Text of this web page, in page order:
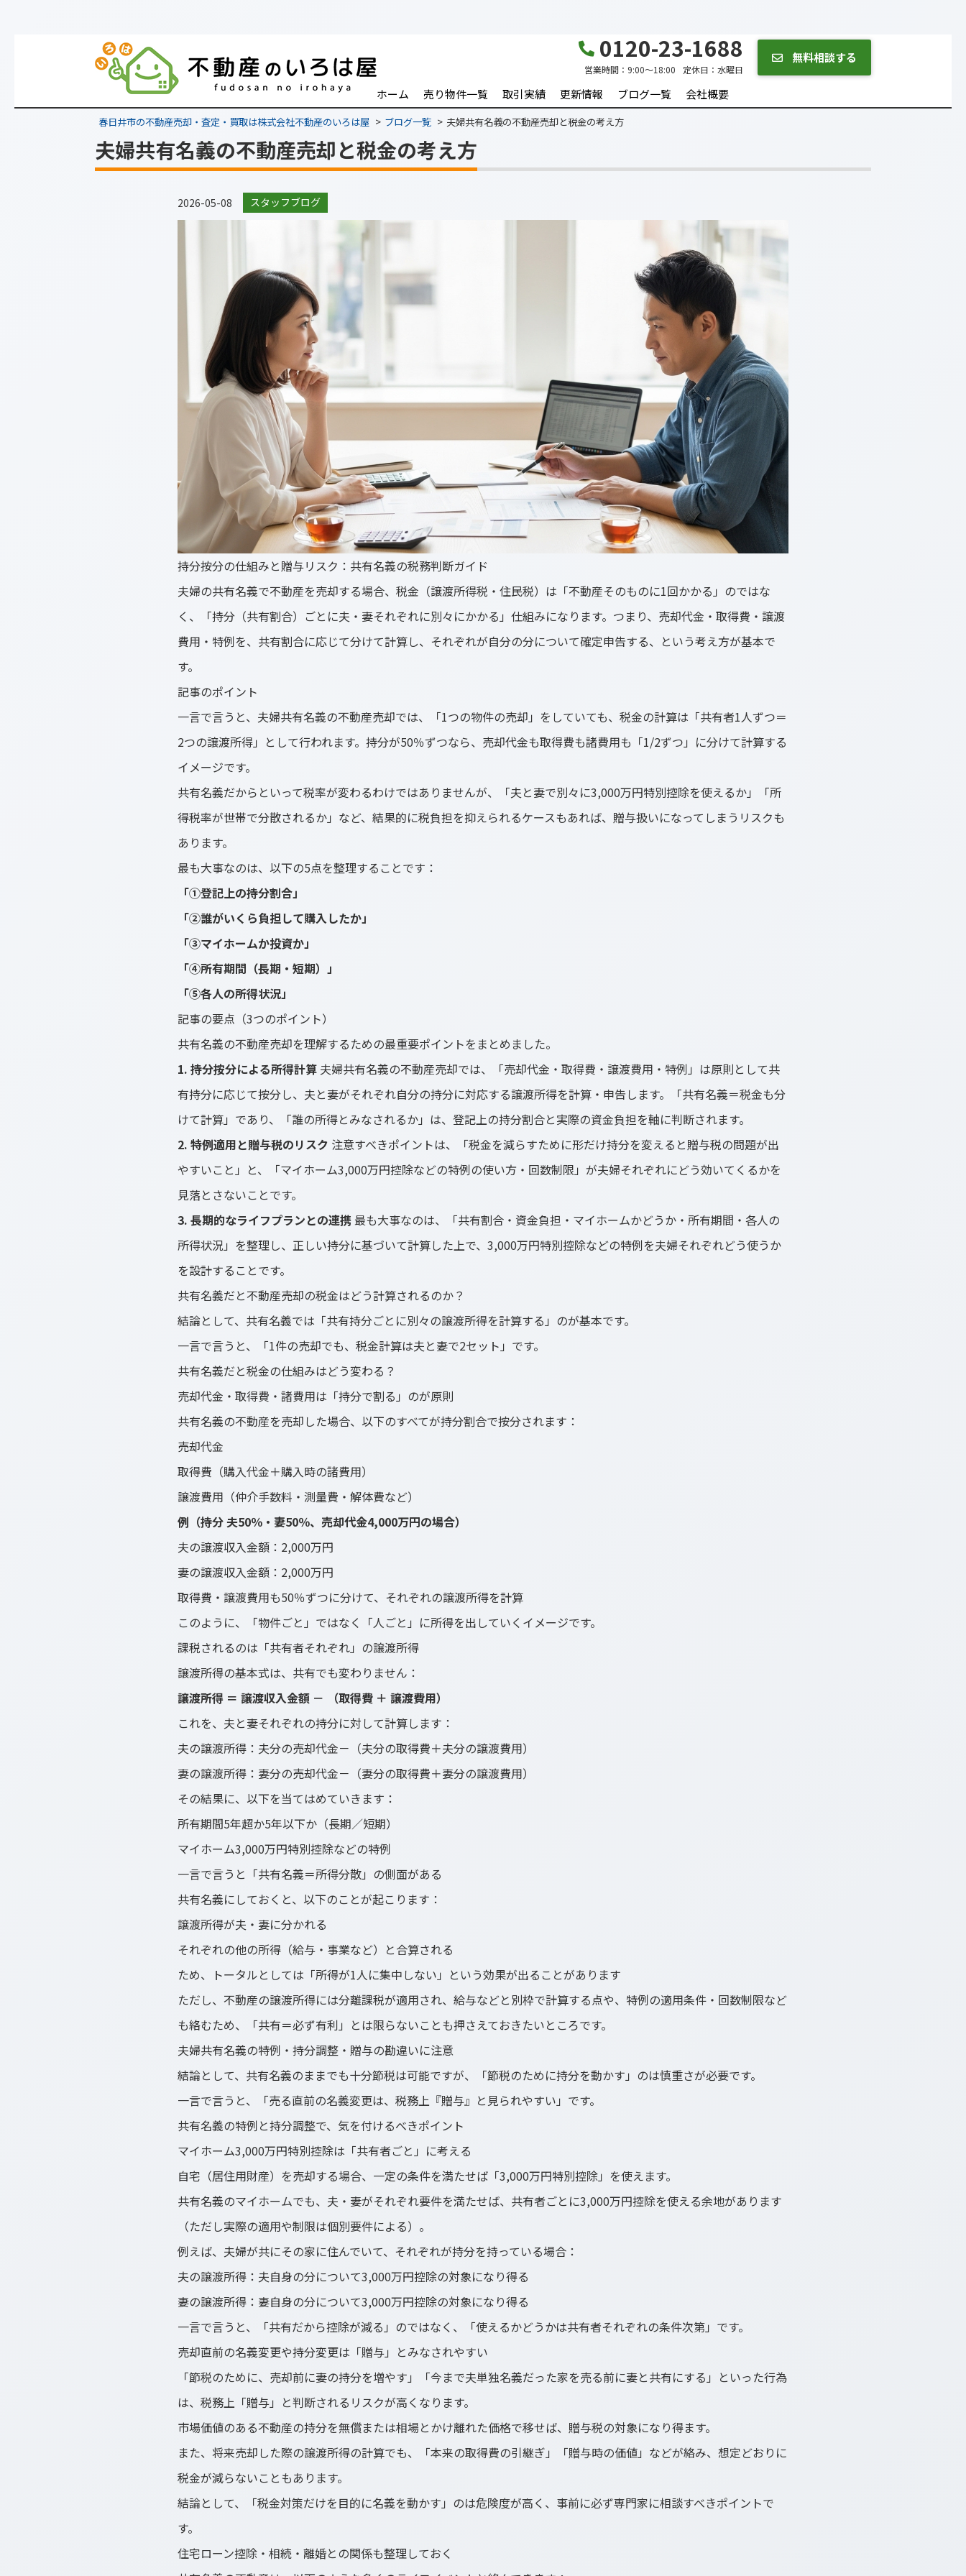
0120-23-1688
営業時間： 9:00～18:00 定休日： 水曜日
無料相談する
ホーム 売り物件一覧 取引実績 更新情報 ブログ一覧 会社概要
春日井市の不動産売却・査定・買取は株式会社不動産のいろは屋 ブログ一覧 夫婦共有名義の不動産売却と税金の考え方
夫婦共有名義の不動産売却と税金の考え方
2026-05-08 スタッフブログ
持分按分の仕組みと贈与リスク：共有名義の税務判断ガイド
夫婦の共有名義で不動産を売却する場合、税金（譲渡所得税・住民税）は「不動産そのものに1回かかる」のではな
く、「持分（共有割合）ごとに夫・妻それぞれに別々にかかる」仕組みになります。つまり、売却代金・取得費・譲渡
費用・特例を、共有割合に応じて分けて計算し、それぞれが自分の分について確定申告する、という考え方が基本で
す。
記事のポイント
一言で言うと、夫婦共有名義の不動産売却では、「1つの物件の売却」をしていても、税金の計算は「共有者1人ずつ＝
2つの譲渡所得」として行われます。持分が50％ずつなら、売却代金も取得費も諸費用も「1/2ずつ」に分けて計算する
イメージです。
共有名義だからといって税率が変わるわけではありませんが、「夫と妻で別々に3,000万円特別控除を使えるか」「所
得税率が世帯で分散されるか」など、結果的に税負担を抑えられるケースもあれば、贈与扱いになってしまうリスクも
あります。
最も大事なのは、以下の5点を整理することです：
「①登記上の持分割合」
「②誰がいくら負担して購入したか」
「③マイホームか投資か」
「④所有期間（長期・短期）」
「⑤各人の所得状況」
記事の要点（3つのポイント）
共有名義の不動産売却を理解するための最重要ポイントをまとめました。
1. 持分按分による所得計算 夫婦共有名義の不動産売却では、「売却代金・取得費・譲渡費用・特例」は原則として共
有持分に応じて按分し、夫と妻がそれぞれ自分の持分に対応する譲渡所得を計算・申告します。「共有名義＝税金も分
けて計算」であり、「誰の所得とみなされるか」は、登記上の持分割合と実際の資金負担を軸に判断されます。
2. 特例適用と贈与税のリスク 注意すべきポイントは、「税金を減らすために形だけ持分を変えると贈与税の問題が出
やすいこと」と、「マイホーム3,000万円控除などの特例の使い方・回数制限」が夫婦それぞれにどう効いてくるかを
見落とさないことです。
3. 長期的なライフプランとの連携 最も大事なのは、「共有割合・資金負担・マイホームかどうか・所有期間・各人の
所得状況」を整理し、正しい持分に基づいて計算した上で、3,000万円特別控除などの特例を夫婦それぞれどう使うか
を設計することです。
共有名義だと不動産売却の税金はどう計算されるのか？
結論として、共有名義では「共有持分ごとに別々の譲渡所得を計算する」のが基本です。
一言で言うと、「1件の売却でも、税金計算は夫と妻で2セット」です。
共有名義だと税金の仕組みはどう変わる？
売却代金・取得費・諸費用は「持分で割る」のが原則
共有名義の不動産を売却した場合、以下のすべてが持分割合で按分されます：
売却代金
取得費（購入代金＋購入時の諸費用）
譲渡費用（仲介手数料・測量費・解体費など）
例（持分 夫50％・妻50％、売却代金4,000万円の場合）
夫の譲渡収入金額：2,000万円
妻の譲渡収入金額：2,000万円
取得費・譲渡費用も50％ずつに分けて、それぞれの譲渡所得を計算
このように、「物件ごと」ではなく「人ごと」に所得を出していくイメージです。
課税されるのは「共有者それぞれ」の譲渡所得
譲渡所得の基本式は、共有でも変わりません：
譲渡所得 ＝ 譲渡収入金額 － （取得費 ＋ 譲渡費用）
これを、夫と妻それぞれの持分に対して計算します：
夫の譲渡所得：夫分の売却代金－（夫分の取得費＋夫分の譲渡費用）
妻の譲渡所得：妻分の売却代金－（妻分の取得費＋妻分の譲渡費用）
その結果に、以下を当てはめていきます：
所有期間5年超か5年以下か（長期／短期）
マイホーム3,000万円特別控除などの特例
一言で言うと「共有名義＝所得分散」の側面がある
共有名義にしておくと、以下のことが起こります：
譲渡所得が夫・妻に分かれる
それぞれの他の所得（給与・事業など）と合算される
ため、トータルとしては「所得が1人に集中しない」という効果が出ることがあります
ただし、不動産の譲渡所得には分離課税が適用され、給与などと別枠で計算する点や、特例の適用条件・回数制限など
も絡むため、「共有＝必ず有利」とは限らないことも押さえておきたいところです。
夫婦共有名義の特例・持分調整・贈与の勘違いに注意
結論として、共有名義のままでも十分節税は可能ですが、「節税のために持分を動かす」のは慎重さが必要です。
一言で言うと、「売る直前の名義変更は、税務上『贈与』と見られやすい」です。
共有名義の特例と持分調整で、気を付けるべきポイント
マイホーム3,000万円特別控除は「共有者ごと」に考える
自宅（居住用財産）を売却する場合、一定の条件を満たせば「3,000万円特別控除」を使えます。
共有名義のマイホームでも、夫・妻がそれぞれ要件を満たせば、共有者ごとに3,000万円控除を使える余地があります
（ただし実際の適用や制限は個別要件による）。
例えば、夫婦が共にその家に住んでいて、それぞれが持分を持っている場合：
夫の譲渡所得：夫自身の分について3,000万円控除の対象になり得る
妻の譲渡所得：妻自身の分について3,000万円控除の対象になり得る
一言で言うと、「共有だから控除が減る」のではなく、「使えるかどうかは共有者それぞれの条件次第」です。
売却直前の名義変更や持分変更は「贈与」とみなされやすい
「節税のために、売却前に妻の持分を増やす」「今まで夫単独名義だった家を売る前に妻と共有にする」といった行為
は、税務上「贈与」と判断されるリスクが高くなります。
市場価値のある不動産の持分を無償または相場とかけ離れた価格で移せば、贈与税の対象になり得ます。
また、将来売却した際の譲渡所得の計算でも、「本来の取得費の引継ぎ」「贈与時の価値」などが絡み、想定どおりに
税金が減らないこともあります。
結論として、「税金対策だけを目的に名義を動かす」のは危険度が高く、事前に必ず専門家に相談すべきポイントで
す。
住宅ローン控除・相続・離婚との関係も整理しておく